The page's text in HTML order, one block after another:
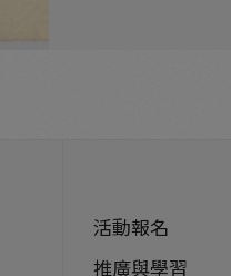
活動報名
推廣與學習